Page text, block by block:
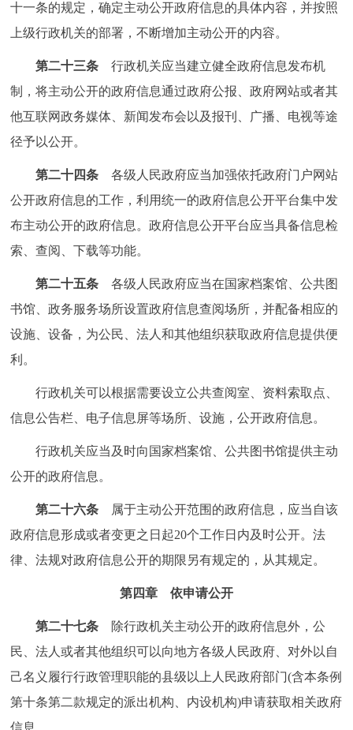
十一条的规定，确定主动公开政府信息的具体内容，并按照
上级行政机关的部署，不断增加主动公开的内容。
第二十三条 行政机关应当建立健全政府信息发布机
制，将主动公开的政府信息通过政府公报、政府网站或者其
他互联网政务媒体、新闻发布会以及报刊、广播、电视等途
径予以公开。
第二十四条 各级人民政府应当加强依托政府门户网站
公开政府信息的工作，利用统一的政府信息公开平台集中发
布主动公开的政府信息。政府信息公开平台应当具备信息检
索、查阅、下载等功能。
第二十五条 各级人民政府应当在国家档案馆、公共图
书馆、政务服务场所设置政府信息查阅场所，并配备相应的
设施、设备，为公民、法人和其他组织获取政府信息提供便
利。
行政机关可以根据需要设立公共查阅室、资料索取点、
信息公告栏、电子信息屏等场所、设施，公开政府信息。
行政机关应当及时向国家档案馆、公共图书馆提供主动
公开的政府信息。
第二十六条 属于主动公开范围的政府信息，应当自该
政府信息形成或者变更之日起20个工作日内及时公开。法
律、法规对政府信息公开的期限另有规定的，从其规定。
第四章 依申请公开
第二十七条 除行政机关主动公开的政府信息外，公
民、法人或者其他组织可以向地方各级人民政府、对外以自
己名义履行行政管理职能的县级以上人民政府部门(含本条例
第十条第二款规定的派出机构、内设机构)申请获取相关政府
信息。